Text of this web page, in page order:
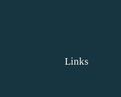
Links